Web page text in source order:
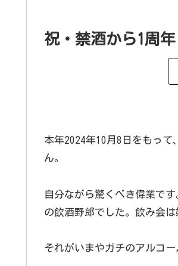
祝・禁酒から1周年
本年2024年10月8日をもっ
ん。
自分ながら驚くべき偉業で
の飲酒野郎でした。飲み会
それがいまやガチのアルコ